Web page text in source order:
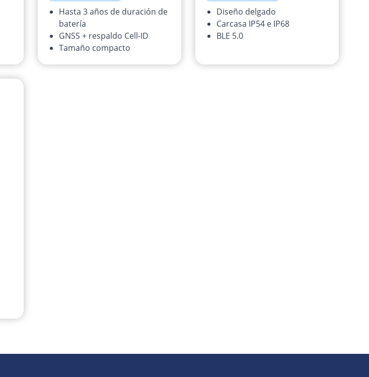
Hasta 3 años de duración de
batería
GNSS + respaldo Cell-ID
Tamaño compacto
Diseño delgado
Carcasa IP54 e IP68
BLE 5.0